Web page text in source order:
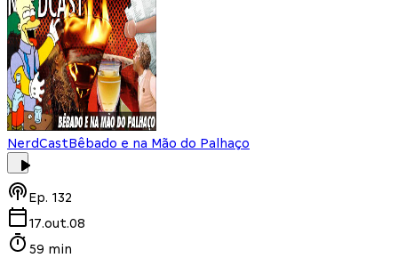
NerdCastBêbado e na Mão do Palhaço
Ep. 132
17.out.08
59 min